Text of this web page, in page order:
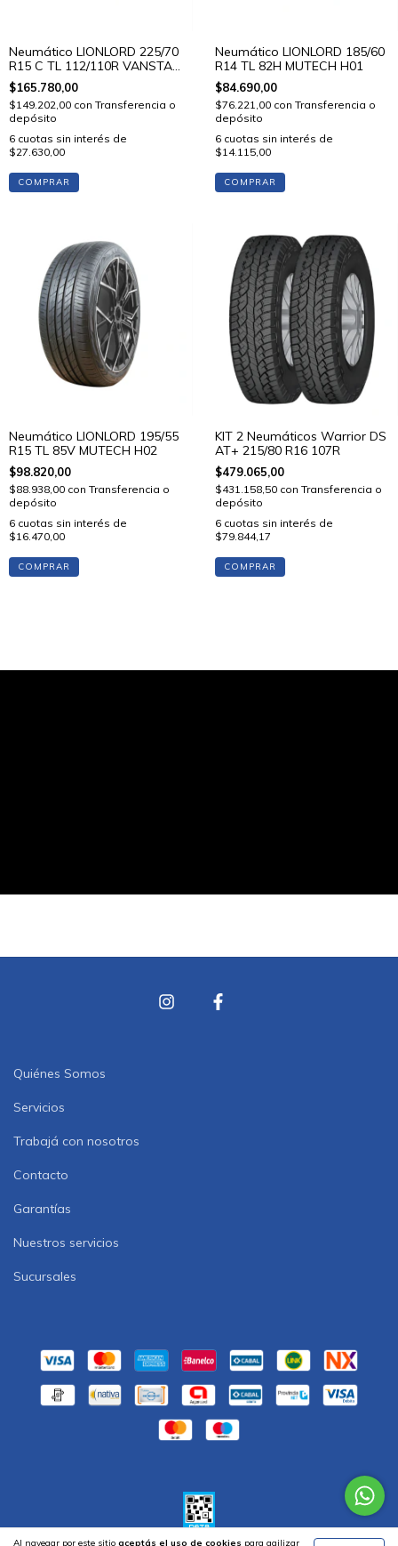
Al navegar por este sitio aceptás el uso de cookies para agilizar
Neumático LIONLORD 225/70
R15 C TL 112/110R VANSTAR
C01
$165.780,00
$149.202,00 con Transferencia o
depósito
6 cuotas sin interés de
$27.630,00
COMPRAR
Neumático LIONLORD 185/60
R14 TL 82H MUTECH H01
$84.690,00
$76.221,00 con Transferencia o
depósito
6 cuotas sin interés de
$14.115,00
COMPRAR
Neumático LIONLORD 195/55
R15 TL 85V MUTECH H02
$98.820,00
$88.938,00 con Transferencia o
depósito
6 cuotas sin interés de
$16.470,00
COMPRAR
KIT 2 Neumáticos Warrior DS
AT+ 215/80 R16 107R
$479.065,00
$431.158,50 con Transferencia o
depósito
6 cuotas sin interés de
$79.844,17
COMPRAR
Quiénes Somos
Servicios
Trabajá con nosotros
Contacto
Garantías
Nuestros servicios
Sucursales